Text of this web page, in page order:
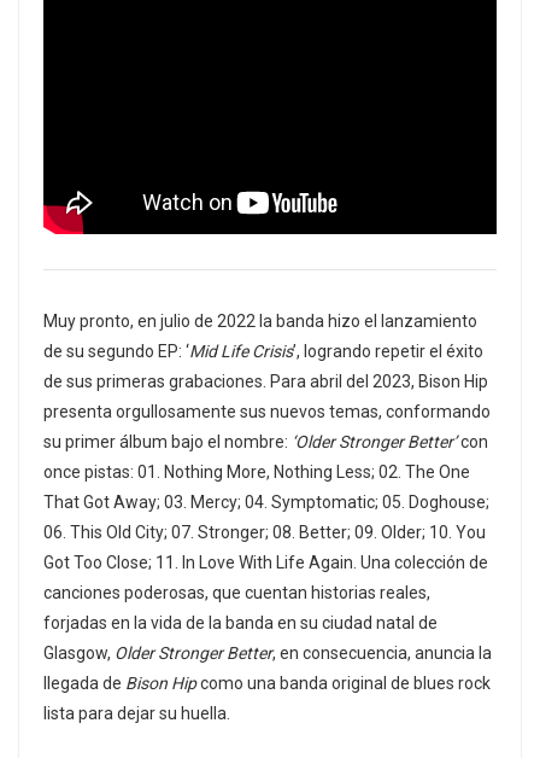
Muy pronto, en julio de 2022 la banda hizo el lanzamiento
de su segundo EP: ‘Mid Life Crisis’, logrando repetir el éxito
de sus primeras grabaciones. Para abril del 2023, Bison Hip
presenta orgullosamente sus nuevos temas, conformando
su primer álbum bajo el nombre: ‘Older Stronger Better’con
once pistas: 01. Nothing More, Nothing Less; 02. The One
That Got Away; 03. Mercy; 04. Symptomatic; 05. Doghouse;
06. This Old City; 07. Stronger; 08. Better; 09. Older; 10. You
Got Too Close; 11. In Love With Life Again. Una colección de
canciones poderosas, que cuentan historias reales,
forjadas en la vida de la banda en su ciudad natal de
Glasgow, Older Stronger Better, en consecuencia, anuncia la
llegada de Bison Hipcomo una banda original de blues rock
lista para dejar su huella.